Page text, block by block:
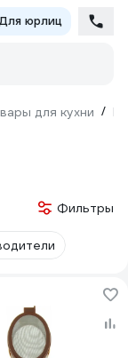
юрлиц
для кухни /
Фильтры